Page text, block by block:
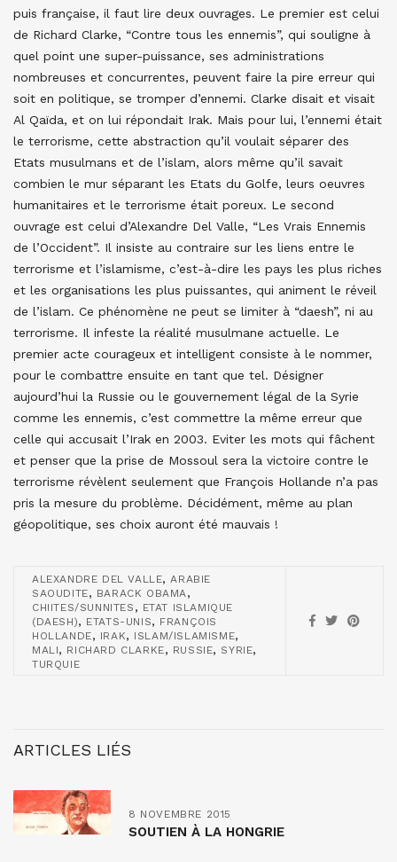
puis française, il faut lire deux ouvrages. Le premier est celui
de Richard Clarke, “Contre tous les ennemis”, qui souligne à
quel point une super-puissance, ses administrations
nombreuses et concurrentes, peuvent faire la pire erreur qui
soit en politique, se tromper d’ennemi. Clarke disait et visait
Al Qaïda, et on lui répondait Irak. Mais pour lui, l’ennemi était
le terrorisme, cette abstraction qu’il voulait séparer des
Etats musulmans et de l’islam, alors même qu’il savait
combien le mur séparant les Etats du Golfe, leurs oeuvres
humanitaires et le terrorisme était poreux. Le second
ouvrage est celui d’Alexandre Del Valle, “Les Vrais Ennemis
de l’Occident”. Il insiste au contraire sur les liens entre le
terrorisme et l’islamisme, c’est-à-dire les pays les plus riches
et les organisations les plus puissantes, qui animent le réveil
de l’islam. Ce phénomène ne peut se limiter à “daesh”, ni au
terrorisme. Il infeste la réalité musulmane actuelle. Le
premier acte courageux et intelligent consiste à le nommer,
pour le combattre ensuite en tant que tel. Désigner
aujourd’hui la Russie ou le gouvernement légal de la Syrie
comme les ennemis, c’est commettre la même erreur que
celle qui accusait l’Irak en 2003. Eviter les mots qui fâchent
et penser que la prise de Mossoul sera la victoire contre le
terrorisme révèlent seulement que François Hollande n’a pas
pris la mesure du problème. Décidément, même au plan
géopolitique, ses choix auront été mauvais !
ALEXANDRE DEL VALLE,ARABIE
SAOUDITE, BARACK OBAMA,
CHIITES/SUNNITES , ETAT ISLAMIQUE
(DAESH), ETATS-UNIS, FRANÇOIS
HOLLANDE, IRAK, ISLAM/ISLAMISME,
MALI, RICHARD CLARKE, RUSSIE, SYRIE,
TURQUIE
ARTICLES LIÉS
8 NOVEMBRE 2015
SOUTIEN À LA HONGRIE